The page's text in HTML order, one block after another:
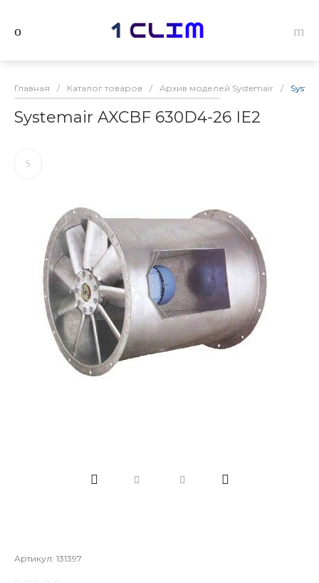
Главная / Каталог товаров / Архив моделей Systemair /
Systemair AXCBF 630D4-26 IE2
Артикул: 131397